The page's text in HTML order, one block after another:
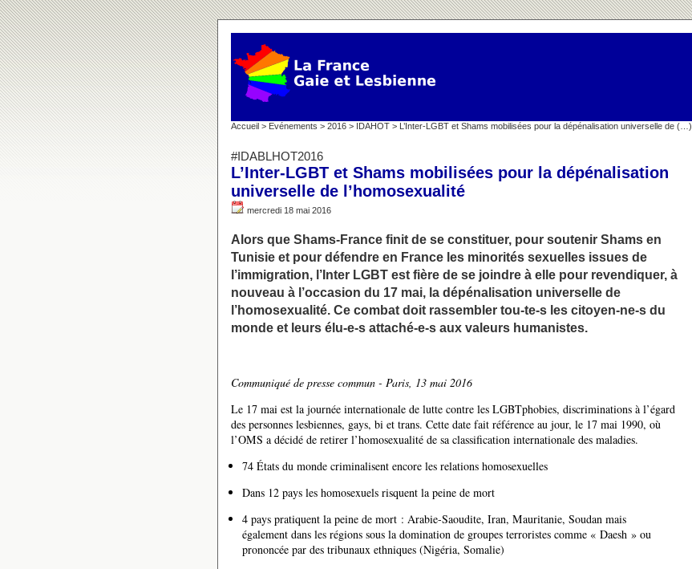
Accueil > Evénements > 2016 > IDAHOT > L’Inter-LGBT et Shams mobilisées pour la dépénalisation universelle de (…)
#IDABLHOT2016
L’Inter-LGBT et Shams mobilisées pour la dépénalisation
universelle de l’homosexualité
mercredi 18 mai 2016
Alors que Shams-France finit de se constituer, pour soutenir Shams en
Tunisie et pour défendre en France les minorités sexuelles issues de
l’immigration, l’Inter LGBT est fière de se joindre à elle pour revendiquer, à
nouveau à l’occasion du 17 mai, la dépénalisation universelle de
l’homosexualité. Ce combat doit rassembler tou-te-s les citoyen-ne-s du
monde et leurs élu-e-s attaché-e-s aux valeurs humanistes.
Communiqué de presse commun - Paris, 13 mai 2016
Le 17 mai est la journée internationale de lutte contre les LGBTphobies, discriminations à l’égard
des personnes lesbiennes, gays, bi et trans. Cette date fait référence au jour, le 17 mai 1990, où
l’OMS a décidé de retirer l’homosexualité de sa classification internationale des maladies.
74 États du monde criminalisent encore les relations homosexuelles
Dans 12 pays les homosexuels risquent la peine de mort
4 pays pratiquent la peine de mort : Arabie-Saoudite, Iran, Mauritanie, Soudan mais
également dans les régions sous la domination de groupes terroristes comme « Daesh » ou
prononcée par des tribunaux ethniques (Nigéria, Somalie)